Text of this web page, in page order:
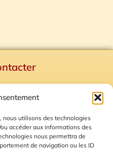
nous utilisons des technologies
accéder aux informations des
nous permettra de
de navigation ou les ID
Plan du site
Cookies